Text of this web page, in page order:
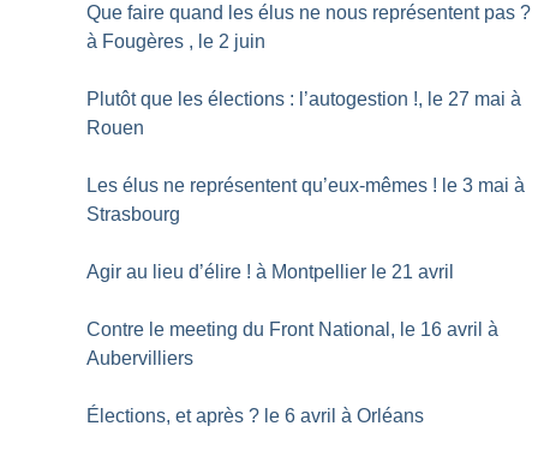
Que faire quand les élus ne nous représentent pas ?
à Fougères , le 2 juin
Plutôt que les élections : l’autogestion !, le 27 mai à
Rouen
Les élus ne représentent qu’eux-mêmes ! le 3 mai à
Strasbourg
Agir au lieu d’élire ! à Montpellier le 21 avril
Contre le meeting du Front National, le 16 avril à
Aubervilliers
Élections, et après ? le 6 avril à Orléans